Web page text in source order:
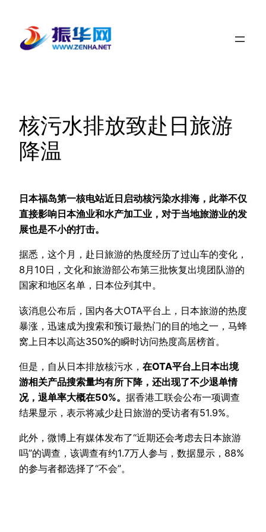
核污水排放致赴日旅游
降温
日本福岛第一核电站近日启动核污染水排海，此举不仅
直接影响日本渔业和水产加工业，对于当地旅游业的发
展也是不小的打击。
据悉，这个月，赴日旅游的热度经历了过山车的变化，
8月10日，文化和旅游部公布第三批恢复出境团队游的
国家和地区名单，日本位列其中。
该消息公布后，国内各大OTA平台上，日本旅游的热度
暴涨，迅速成为搜索和预订最热门的目的地之一，马蜂
窝上日本以高达350%的瞬时访问热度高居榜首。
但是，自从日本排放核污水， 在OTA平台上日本出境
游相关产品搜索量均有所下降，还出现了不少退单情
况，退单率大概在50%。 据香港工联会公布一项调查
结果显示，表示将减少赴日旅游的受访者有51.9%。
此外，微博上有媒体发布了“近期还会考虑去日本旅游
吗”的调查，该调查有约1.7万人参与，数据显示，88%
的参与者都选择了“不会”。